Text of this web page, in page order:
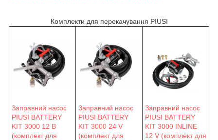
Комплекти для перекачування PIUSI
Заправний насос
PIUSI BATTERY
KIT 3000 12 В
(комплект для
Заправний насос
PIUSI BATTERY
KIT 3000 24 V
(комплект для
Заправний насос
PIUSI BATTERY
KIT 3000 INLINE
12 V (комплект для